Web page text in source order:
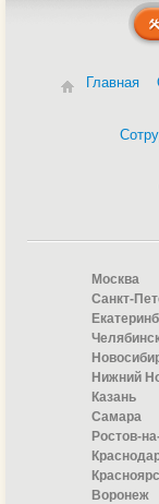
Главная
Москва
Санкт-
Нижний
Казань
Самара
Ростов-
Воронеж